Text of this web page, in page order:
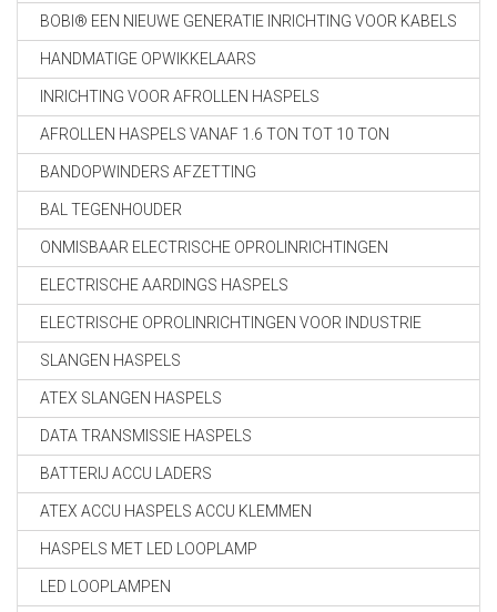
BOBI® EEN NIEUWE GENERATIE INRICHTING VOOR KABELS
HANDMATIGE OPWIKKELAARS
INRICHTING VOOR AFROLLEN HASPELS
AFROLLEN HASPELS VANAF 1.6 TON TOT 10 TON
BANDOPWINDERS AFZETTING
BAL TEGENHOUDER
ONMISBAAR ELECTRISCHE OPROLINRICHTINGEN
ELECTRISCHE AARDINGS HASPELS
ELECTRISCHE OPROLINRICHTINGEN VOOR INDUSTRIE
SLANGEN HASPELS
ATEX SLANGEN HASPELS
DATA TRANSMISSIE HASPELS
BATTERIJ ACCU LADERS
ATEX ACCU HASPELS ACCU KLEMMEN
HASPELS MET LED LOOPLAMP
LED LOOPLAMPEN